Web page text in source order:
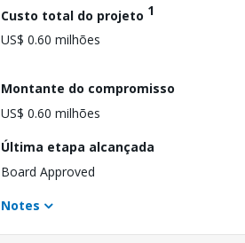
Custo total do projeto 1
US$ 0.60 milhões
Montante do compromisso
US$ 0.60 milhões
Última etapa alcançada
Board Approved
Notes